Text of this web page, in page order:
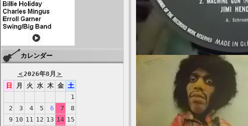
カレンダー
＜2026年8月 ＞
日
月 火 水 木 金 土
1
2
3 4 5 6 7
8
9 10 11 12 13 14 15